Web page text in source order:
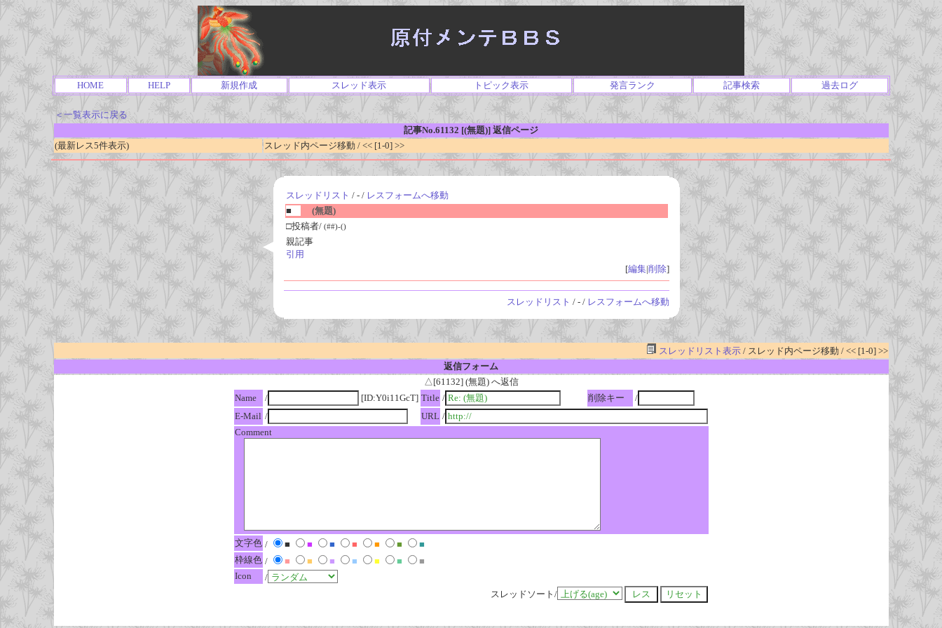
HOME HELP 新規作成 スレッド表示 トピック表示 発言ランク 記事検索 過去ログ
＜一覧表示に戻る
記事No.61132 [(無題)] 返信ページ
(最新レス5件表示)
スレッド内ページ移動 / << [1-0] >>
スレッドリスト / - / レスフォームへ移動
■
(無題)
□投稿者/ (##)-()
親記事
引用
[編集|削除]
スレッドリスト / - / レスフォームへ移動
スレッドリスト表示/ スレッド内ページ移動 / << [1-0] >>
返信フォーム
△[61132] (無題) へ返信
Name
/ [ID:Y0i11GcT] Title / 削除キー
/
E-Mail / URL /
Comment
文字色 / ■ ■ ■ ■ ■ ■
■
枠線色 / ■ ■ ■ ■ ■ ■
■
Icon
/
スレッドソート/